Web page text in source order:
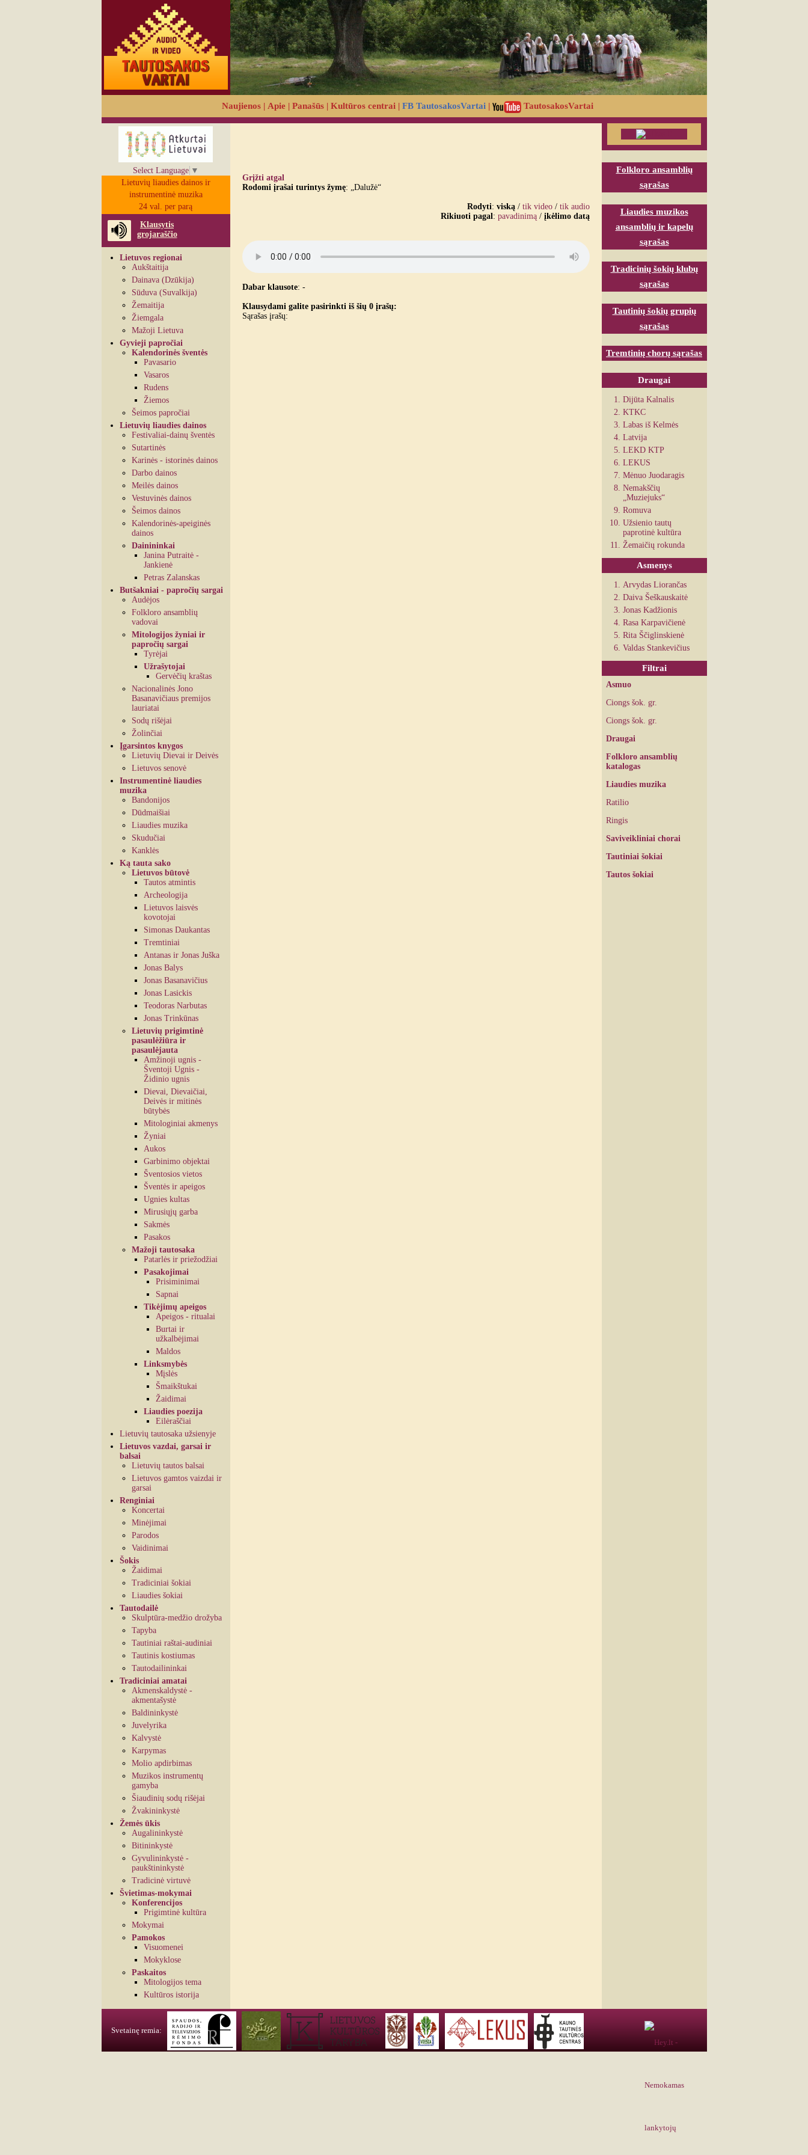
Naujienos| Apie | Panašūs| Kultūros centrai| FB TautosakosVartai | TautosakosVartai
Select Language ▼
Lietuvių liaudies dainos ir
instrumentinė muzika
24 val. per parą
Klausytis
grojaraščio
Lietuvos regionai
Aukštaitija
Dainava (Dzūkija)
Sūduva (Suvalkija)
Žemaitija
Žiemgala
Mažoji Lietuva
Gyvieji papročiai
Kalendorinės šventės
Pavasario
Vasaros
Rudens
Žiemos
Šeimos papročiai
Lietuvių liaudies dainos
Festivaliai-dainų šventės
Sutartinės
Karinės - istorinės dainos
Darbo dainos
Meilės dainos
Vestuvinės dainos
Šeimos dainos
Kalendorinės-apeiginės
dainos
Dainininkai
Janina Putraitė -
Jankienė
Petras Zalanskas
Butšakniai - papročių sargai
Audėjos
Folkloro ansamblių
vadovai
Mitologijos žyniai ir
papročių sargai
Tyrėjai
Užrašytojai
Gervėčių kraštas
Nacionalinės Jono
Basanavičiaus premijos
lauriatai
Sodų rišėjai
Žolinčiai
Įgarsintos knygos
Lietuvių Dievai ir Deivės
Lietuvos senovė
Instrumentinė liaudies
muzika
Bandonijos
Dūdmaišiai
Liaudies muzika
Skudučiai
Kanklės
Ką tauta sako
Lietuvos būtovė
Tautos atmintis
Archeologija
Lietuvos laisvės
kovotojai
Simonas Daukantas
Tremtiniai
Antanas ir Jonas Juška
Jonas Balys
Jonas Basanavičius
Jonas Lasickis
Teodoras Narbutas
Jonas Trinkūnas
Lietuvių prigimtinė
pasaulėžiūra ir
pasaulėjauta
Amžinoji ugnis -
Šventoji Ugnis -
Židinio ugnis
Dievai, Dievaičiai,
Deivės ir mitinės
būtybės
Mitologiniai akmenys
Žyniai
Aukos
Garbinimo objektai
Šventosios vietos
Šventės ir apeigos
Ugnies kultas
Mirusiųjų garba
Sakmės
Pasakos
Mažoji tautosaka
Patarlės ir priežodžiai
Pasakojimai
Prisiminimai
Sapnai
Tikėjimų apeigos
Apeigos - ritualai
Burtai ir
užkalbėjimai
Maldos
Linksmybės
Mįslės
Šmaikštukai
Žaidimai
Liaudies poezija
Eilėraščiai
Lietuvių tautosaka užsienyje
Lietuvos vazdai, garsai ir
balsai
Lietuvių tautos balsai
Lietuvos gamtos vaizdai ir
garsai
Renginiai
Koncertai
Minėjimai
Parodos
Vaidinimai
Šokis
Žaidimai
Tradiciniai šokiai
Liaudies šokiai
Tautodailė
Skulptūra-medžio drožyba
Tapyba
Tautiniai raštai-audiniai
Tautinis kostiumas
Tautodailininkai
Tradiciniai amatai
Akmenskaldystė -
akmentašystė
Baldininkystė
Juvelyrika
Kalvystė
Karpymas
Molio apdirbimas
Muzikos instrumentų
gamyba
Šiaudinių sodų rišėjai
Žvakininkystė
Žemės ūkis
Augalininkystė
Bitininkystė
Gyvulininkystė -
paukštininkystė
Tradicinė virtuvė
Švietimas-mokymai
Konferencijos
Prigimtinė kultūra
Mokymai
Pamokos
Visuomenei
Mokyklose
Paskaitos
Mitologijos tema
Kultūros istorija
Grįžti atgal
Rodomi įrašai turintys žymę: „Dalužė“
Rodyti: viską/ tik video/ tik audio
Rikiuoti pagal: pavadinimą/ įkėlimo datą
Dabar klausote: -
Klausydami galite pasirinkti iš šių 0 įrašų:
Sąrašas įrašų:
Folkloro ansamblių
sąrašas
Liaudies muzikos
ansamblių ir kapelų
sąrašas
Tradicinių šokių klubų
sąrašas
Tautinių šokių grupių
sąrašas
Tremtinių chorų sąrašas
Draugai
Dijūta Kalnalis
KTKC
Labas iš Kelmės
Latvija
LEKD KTP
LEKUS
Mėnuo Juodaragis
Nemakščių
„Muziejuks“
Romuva
Užsienio tautų
paprotinė kultūra
Žemaičių rokunda
Asmenys
Arvydas Liorančas
Daiva Šeškauskaitė
Jonas Kadžionis
Rasa Karpavičienė
Rita Ščiglinskienė
Valdas Stankevičius
Filtrai
Asmuo
Ciongs šok. gr.
Ciongs šok. gr.
Draugai
Folkloro ansamblių
katalogas
Liaudies muzika
Ratilio
Ringis
Saviveikliniai chorai
Tautiniai šokiai
Tautos šokiai
Svetainę remia: